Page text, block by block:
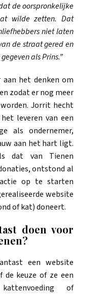
de oorspronkelijke
wilde zetten. Dat
niet laten
de straat gered en
als Prins.”
het denken om
zodat er nog meer
Jorrit hecht
leveren van een
als ondernemer,
aan het hart ligt.
dat van Tienen
ontstond al
op te starten
website
of kat) doneert.
doen voor
een website
keuze of ze een
of